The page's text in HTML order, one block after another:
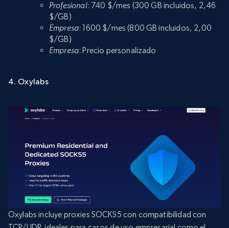
Profesional: 740 $/mes (300 GB incluidos, 2,46
$/GB)
Empresa: 1600 $/mes (800 GB incluidos, 2,00
$/GB)
Empresa: Precio personalizado
4. Oxylabs
Oxylabs incluye proxies SOCKS5 con compatibilidad con